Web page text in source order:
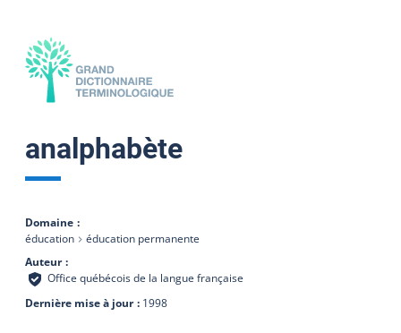
analphabète
Domaine
éducation
éducation permanente
Auteur
Office québécois de la langue française
Dernière mise à jour
1998